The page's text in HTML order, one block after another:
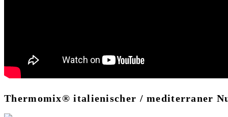
Thermomix® italienischer / mediterraner